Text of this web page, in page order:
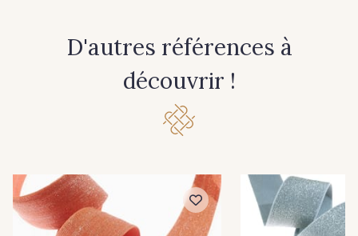
32 - Rose Zephyr-Argent
34 - Vert Emeraude 35 - Argent
D'autres références à
découvrir !